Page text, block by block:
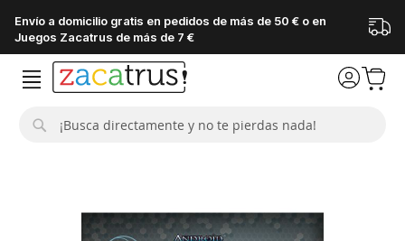
Envío a domicilio gratis en pedidos de más de 50 € o en
Juegos Zacatrus de más de 7 €